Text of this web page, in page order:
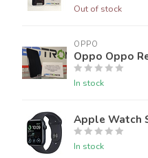
Out of stock
OPPO
Oppo Oppo
In stock
Apple Watch
In stock